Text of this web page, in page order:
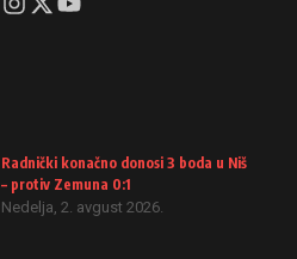
Radnički konačno donosi 3 boda u Niš
– protiv Zemuna 0:1
Nedelja, 2. avgust 2026.